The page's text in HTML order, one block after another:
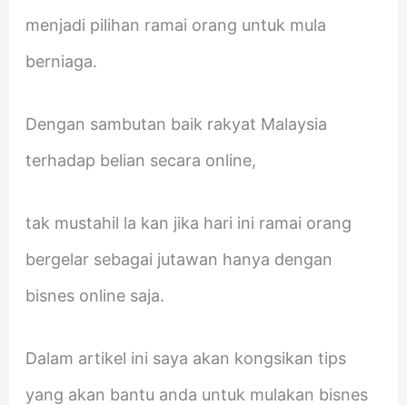
menjadi pilihan ramai orang untuk mula
berniaga.
Dengan sambutan baik rakyat Malaysia
terhadap belian secara online,
tak mustahil la kan jika hari ini ramai orang
bergelar sebagai jutawan hanya dengan
bisnes online saja.
Dalam artikel ini saya akan kongsikan tips
yang akan bantu anda untuk mulakan bisnes